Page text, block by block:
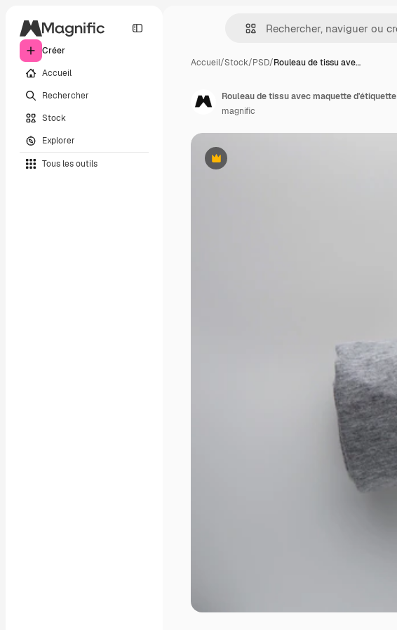
Créer
Accueil
Rechercher
Stock
Explorer
Tous les outils
Accueil/Stock/PSD/Rouleau de tissu ave…
Premium
Rouleau de tissu avec maquette d'étiquette
magnific